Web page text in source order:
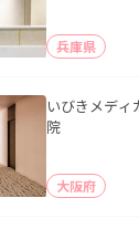
兵庫県
いびきメディ
院
大阪府